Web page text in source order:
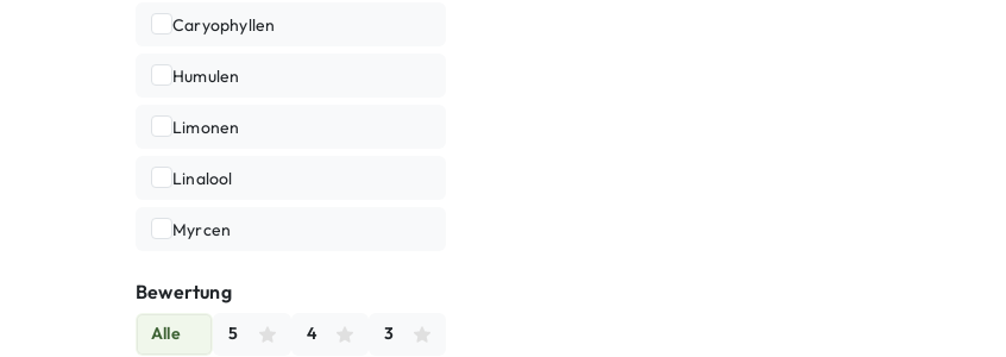
Caryophyllen
Humulen
Limonen
Linalool
Myrcen
Bewertung
Alle 5 4 3